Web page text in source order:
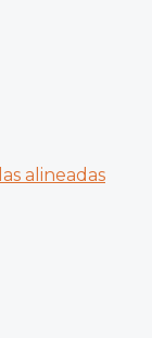
alineadas